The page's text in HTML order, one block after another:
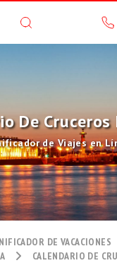
De Cruceros
de Viajes en
DE VACACIONES
CALENDARIO DE